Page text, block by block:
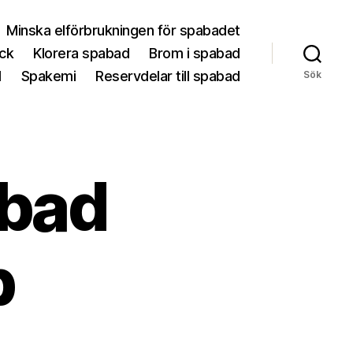
Minska elförbrukningen för spabadet
Klorera spabad
Brom i spabad
Spakemi Reservdelar till spabad Sök